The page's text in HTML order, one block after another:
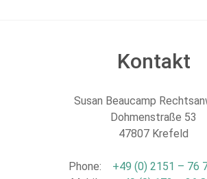
Kontakt
Susan Beaucamp
Dohmenstraße 53
47807 Krefeld
Phone: +49 (0) 2151 – 76